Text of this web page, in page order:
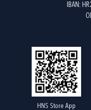
IBAN:
HNS Store App